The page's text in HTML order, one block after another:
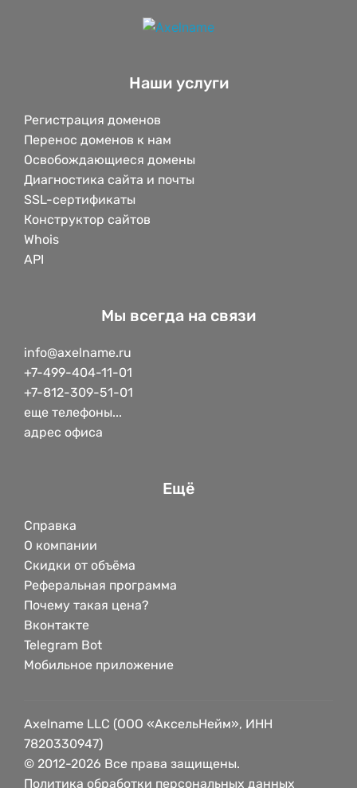
Наши услуги
Регистрация доменов
Перенос доменов к нам
Освобождающиеся домены
Диагностика сайта и почты
SSL-сертификаты
Конструктор сайтов
Whois
API
Мы всегда на связи
info@axelname.ru
+7-499-404-11-01
+7-812-309-51-01
еще телефоны...
адрес офиса
Ещё
Справка
О компании
Скидки от объёма
Реферальная программа
Почему такая цена?
Вконтакте
Telegram Bot
Мобильное приложение
Axelname LLC (ООО «АксельНейм», ИНН
7820330947)
© 2012-2026 Все права защищены.
Политика обработки персональных данных